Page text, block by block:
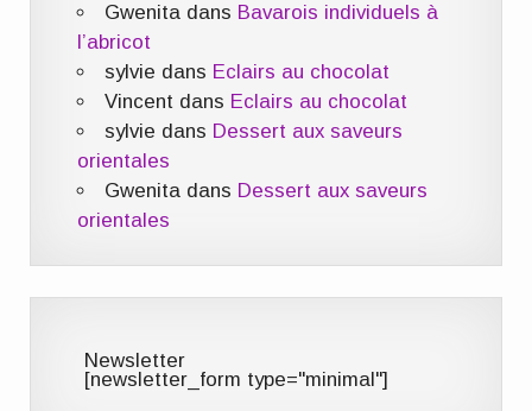
Gwenitadans Bavarois individuels à
l’abricot
sylvie dans Eclairs au chocolat
Vincentdans Eclairs au chocolat
sylvie dans Dessert aux saveurs
orientales
Gwenitadans Dessert aux saveurs
orientales
Newsletter
[newsletter_form type="minimal"]